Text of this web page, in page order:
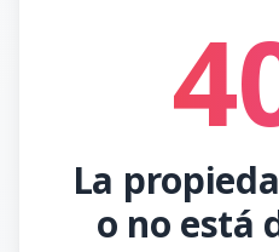
La
o no está